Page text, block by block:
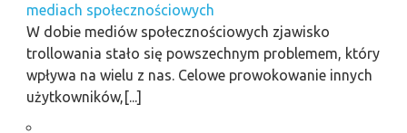
mediach społecznościowych
W dobie mediów społecznościowych zjawisko
trollowania stało się powszechnym problemem, który
wpływa na wielu z nas. Celowe prowokowanie innych
użytkowników,[...]